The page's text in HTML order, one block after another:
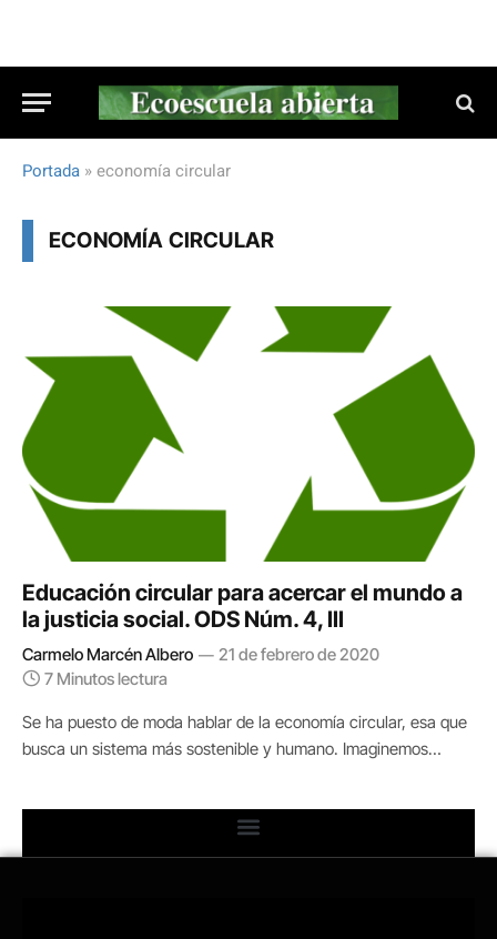
Portada »economía circular
ECONOMÍA CIRCULAR
Educación circular para acercar el mundo a
la justicia social. ODS Núm. 4, III
Carmelo Marcén Albero
21 de febrero de 2020
7 Minutos lectura
Se ha puesto de moda hablar de la economía circular, esa que
busca un sistema más sostenible y humano. Imaginemos…